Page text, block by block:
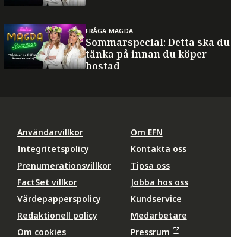
FRÅGA MAGDA
Sommarspecial: Detta ska du
tänka på innan du köper
bostad
Användarvillkor
Integritetspolicy
Prenumerationsvillkor
FactSet villkor
Värdepapperspolicy
Redaktionell policy
Om cookies
Om EFN
Kontakta oss
Tipsa oss
Jobba hos oss
Kundservice
Medarbetare
Pressrum